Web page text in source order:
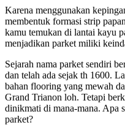
Karena menggunakan
membentuk formasi strip
kamu temukan di lantai kayu
menjadikan parket miliki
Sejarah nama parket sendiri
dan telah ada sejak th 1600.
bahan flooring yang mewah
Grand Trianon loh. Tetapi
dinikmati di mana-mana. Apa
parket?